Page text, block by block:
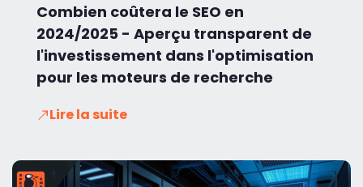
Combien coûtera le SEO en
2024/2025 - Aperçu transparent de
l'investissement dans l'optimisation
pour les moteurs de recherche
Lire la suite